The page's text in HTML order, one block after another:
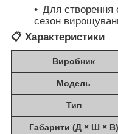
Для створення
сезон
📋 Характеристики
Виробник
Модель
Тип
Габарити (Д × Ш × В)